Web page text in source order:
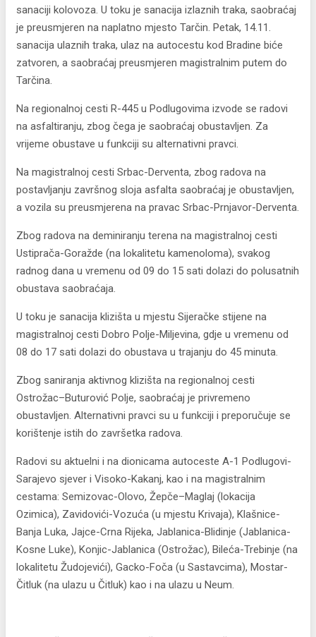
sanaciji kolovoza. U toku je sanacija izlaznih traka, saobraćaj
je preusmjeren na naplatno mjesto Tarčin. Petak, 14.11.
sanacija ulaznih traka, ulaz na autocestu kod Bradine biće
zatvoren, a saobraćaj preusmjeren magistralnim putem do
Tarčina.
Na regionalnoj cesti R-445 u Podlugovima izvode se radovi
na asfaltiranju, zbog čega je saobraćaj obustavljen. Za
vrijeme obustave u funkciji su alternativni pravci.
Na magistralnoj cesti Srbac-Derventa, zbog radova na
postavljanju završnog sloja asfalta saobraćaj je obustavljen,
a vozila su preusmjerena na pravac Srbac-Prnjavor-Derventa.
Zbog radova na deminiranju terena na magistralnoj cesti
Ustiprača-Goražde (na lokalitetu kamenoloma), svakog
radnog dana u vremenu od 09 do 15 sati dolazi do polusatnih
obustava saobraćaja.
U toku je sanacija klizišta u mjestu Sijeračke stijene na
magistralnoj cesti Dobro Polje-Miljevina, gdje u vremenu od
08 do 17 sati dolazi do obustava u trajanju do 45 minuta.
Zbog saniranja aktivnog klizišta na regionalnoj cesti
Ostrožac–Buturović Polje, saobraćaj je privremeno
obustavljen. Alternativni pravci su u funkciji i preporučuje se
korištenje istih do završetka radova.
Radovi su aktuelni i na dionicama autoceste A-1 Podlugovi-
Sarajevo sjever i Visoko-Kakanj, kao i na magistralnim
cestama: Semizovac-Olovo, Žepče–Maglaj (lokacija
Ozimica), Zavidovići-Vozuća (u mjestu Krivaja), Klašnice-
Banja Luka, Jajce-Crna Rijeka, Jablanica-Blidinje (Jablanica-
Kosne Luke), Konjic-Jablanica (Ostrožac), Bileća-Trebinje (na
lokalitetu Žudojevići), Gacko-Foča (u Sastavcima), Mostar-
Čitluk (na ulazu u Čitluk) kao i na ulazu u Neum.